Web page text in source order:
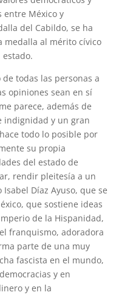
entre México y
del Cabildo, se ha
medalla al mérito cívico
todas las personas a
opiniones sean en sí
parece, además de
indignidad y un gran
todo lo posible por
su propia
del estado de
rendir pleitesía a un
Díaz Ayuso, que se
que sostiene ideas
de la Hispanidad,
franquismo, adoradora
parte de una muy
fascista en el mundo,
y en
y en la